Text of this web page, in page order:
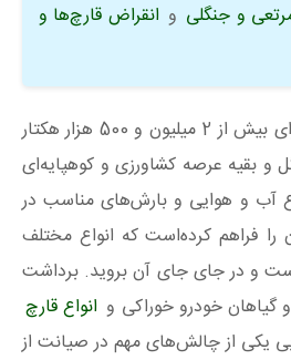
و جنگلی و انقراض قارچ‌ها و
استان آذربایجان غربی دارای بیش از 2 میلیون و 500 هزار هکتار
جنگل و بقیه عرصه کشاورزی و کوهپایه‌ای
آب و هوایی و بارش‌های مناسب در
را فراهم کرده‌است که انواع مختلف
و در جای جای آن بروید. برداشت
گیاهان خودرو خوراکی و انواع قارچ‌
یکی از چالش‌های مهم در صیانت از